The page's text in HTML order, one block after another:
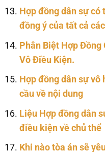
Hợp đồng dân sự có
đồng ý của tất cả
Phân Biệt Hợp Đồng
Vô Điều Kiện.
Hợp đồng dân sự vô
cầu về nội dung
Liệu Hợp đồng dân
điều kiện về chủ thể
Khi nào tòa án sẽ